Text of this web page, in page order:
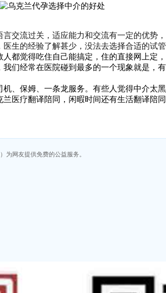
交流过关，适应能力和交流有一定的优势
生的经验了解甚少，没法去选择合适的试
都觉得吃住自己能搞定，住的直接网上定
们经常在医院碰到最多的一个现象就是，
机、保姆、一条龙服务。有些人觉得中介太
医疗翻译陪同，闲暇时间还有生活翻译陪
为网友提供免费的公益服务。